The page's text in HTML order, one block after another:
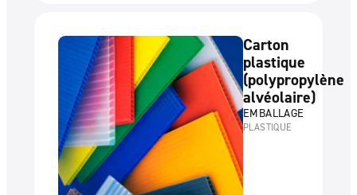
Carton
plastique
(polypropylène
alvéolaire)
EMBALLAGE
PLASTIQUE